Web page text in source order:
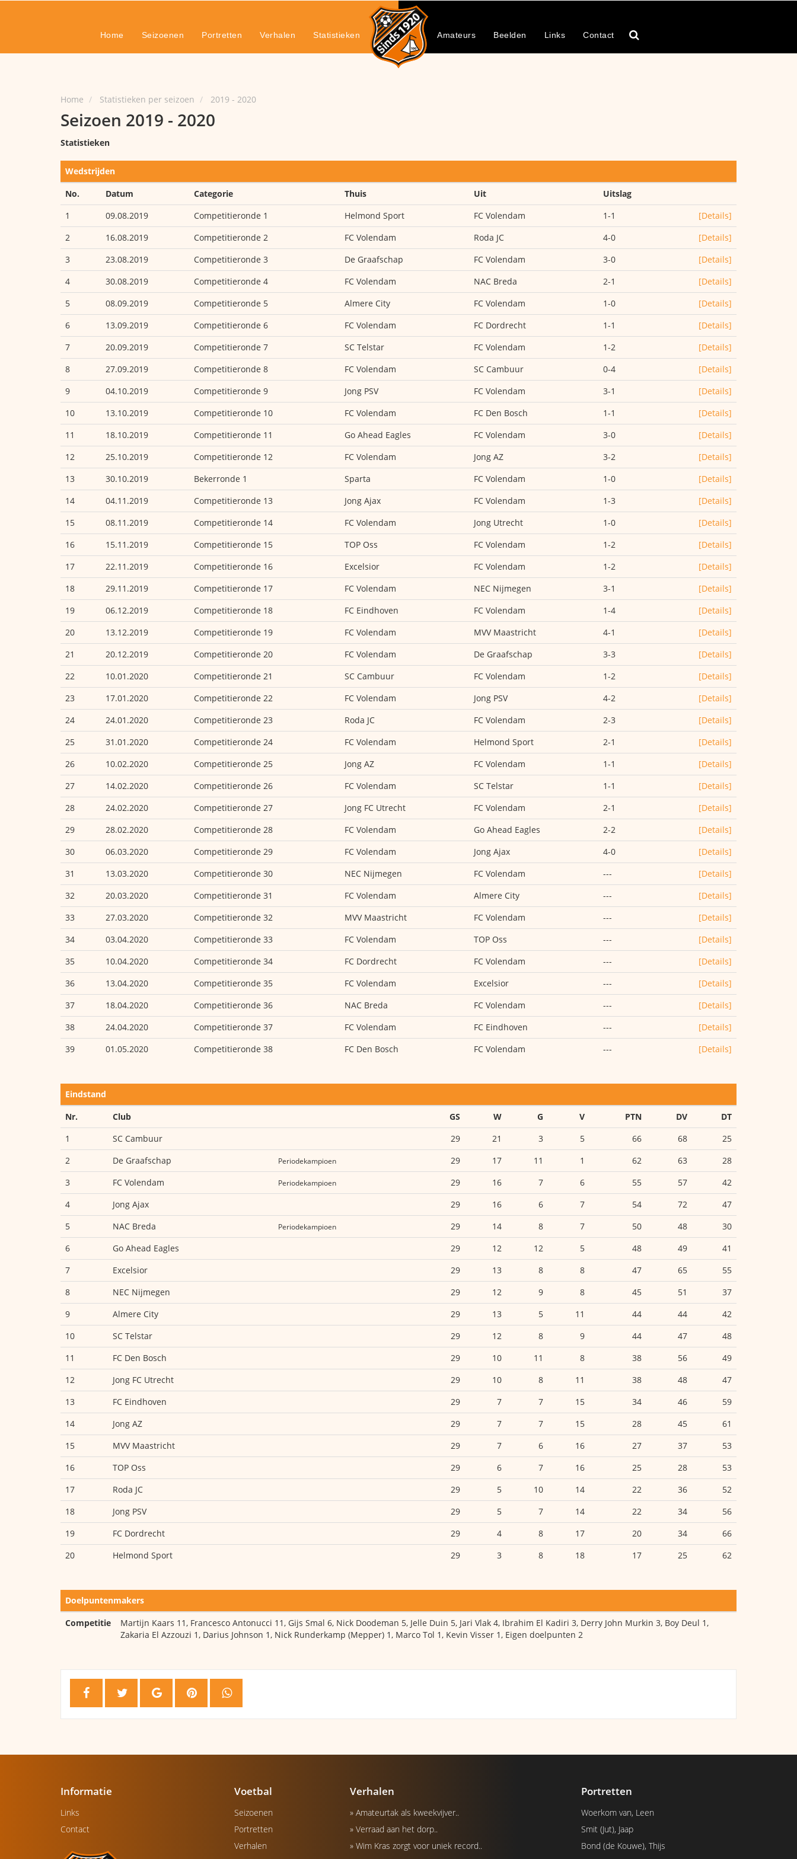
Home Seizoenen Portretten Verhalen Statistieken Amateurs Beelden Links Contact
Home Statistieken per seizoen 2019 - 2020
Seizoen 2019 - 2020
Statistieken
Wedstrijden
No.
Datum Categorie Thuis Uit
Uitslag
1
09.08.2019 Competitieronde 1 Helmond Sport FC Volendam 1-1
[Details]
2
16.08.2019 Competitieronde 2 FC Volendam Roda JC 4-0
[Details]
3
23.08.2019 Competitieronde 3 De Graafschap FC Volendam 3-0
[Details]
4
30.08.2019 Competitieronde 4 FC Volendam NAC Breda 2-1
[Details]
5
08.09.2019 Competitieronde 5 Almere City FC Volendam 1-0
[Details]
6
13.09.2019 Competitieronde 6 FC Volendam FC Dordrecht 1-1
[Details]
7
20.09.2019 Competitieronde 7 SC Telstar FC Volendam 1-2
[Details]
8
27.09.2019 Competitieronde 8 FC Volendam SC Cambuur 0-4
[Details]
9
04.10.2019 Competitieronde 9 Jong PSV FC Volendam 3-1
[Details]
10
13.10.2019 Competitieronde 10 FC Volendam FC Den Bosch 1-1
[Details]
11
18.10.2019 Competitieronde 11 Go Ahead Eagles FC Volendam 3-0
[Details]
12
25.10.2019 Competitieronde 12 FC Volendam Jong AZ 3-2
[Details]
13
30.10.2019 Bekerronde 1 Sparta FC Volendam 1-0
[Details]
14
04.11.2019 Competitieronde 13 Jong Ajax FC Volendam 1-3
[Details]
15
08.11.2019 Competitieronde 14 FC Volendam Jong Utrecht 1-0
[Details]
16
15.11.2019 Competitieronde 15 TOP Oss FC Volendam 1-2
[Details]
17
22.11.2019 Competitieronde 16 Excelsior FC Volendam 1-2
[Details]
18
29.11.2019 Competitieronde 17 FC Volendam NEC Nijmegen 3-1
[Details]
19
06.12.2019 Competitieronde 18 FC Eindhoven FC Volendam 1-4
[Details]
20
13.12.2019 Competitieronde 19 FC Volendam MVV Maastricht 4-1
[Details]
21
20.12.2019 Competitieronde 20 FC Volendam De Graafschap 3-3
[Details]
22
10.01.2020 Competitieronde 21 SC Cambuur FC Volendam 1-2
[Details]
23
17.01.2020 Competitieronde 22 FC Volendam Jong PSV 4-2
[Details]
24
24.01.2020 Competitieronde 23 Roda JC FC Volendam 2-3
[Details]
25
31.01.2020 Competitieronde 24 FC Volendam Helmond Sport 2-1
[Details]
26
10.02.2020 Competitieronde 25 Jong AZ FC Volendam 1-1
[Details]
27
14.02.2020 Competitieronde 26 FC Volendam SC Telstar 1-1
[Details]
28
24.02.2020 Competitieronde 27 Jong FC Utrecht FC Volendam 2-1
[Details]
29
28.02.2020 Competitieronde 28 FC Volendam Go Ahead Eagles 2-2
[Details]
30
06.03.2020 Competitieronde 29 FC Volendam Jong Ajax 4-0
[Details]
31
13.03.2020 Competitieronde 30 NEC Nijmegen FC Volendam ---
[Details]
32
20.03.2020 Competitieronde 31 FC Volendam Almere City ---
[Details]
33
27.03.2020 Competitieronde 32 MVV Maastricht FC Volendam ---
[Details]
34
03.04.2020 Competitieronde 33 FC Volendam TOP Oss ---
[Details]
35
10.04.2020 Competitieronde 34 FC Dordrecht FC Volendam ---
[Details]
36
13.04.2020 Competitieronde 35 FC Volendam Excelsior ---
[Details]
37
18.04.2020 Competitieronde 36 NAC Breda FC Volendam ---
[Details]
38
24.04.2020 Competitieronde 37 FC Volendam FC Eindhoven ---
[Details]
39
01.05.2020 Competitieronde 38 FC Den Bosch FC Volendam --- [Details]
Eindstand
Nr.
Club GS W G V PTN DV
DT
1
SC Cambuur 29 21 3 5 66 68
25
2
De Graafschap Periodekampioen 29 17 11 1 62 63
28
3
FC Volendam Periodekampioen 29 16 7 6 55 57
42
4
Jong Ajax 29 16 6 7 54 72
47
5
NAC Breda Periodekampioen 29 14 8 7 50 48
30
6
Go Ahead Eagles 29 12 12 5 48 49
41
7
Excelsior 29 13 8 8 47 65
55
8
NEC Nijmegen 29 12 9 8 45 51
37
9
Almere City 29 13 5 11 44 44
42
10
SC Telstar 29 12 8 9 44 47
48
11
FC Den Bosch 29 10 11 8 38 56
49
12
Jong FC Utrecht 29 10 8 11 38 48
47
13
FC Eindhoven 29 7 7 15 34 46
59
14
Jong AZ 29 7 7 15 28 45
61
15
MVV Maastricht 29 7 6 16 27 37
53
16
TOP Oss 29 6 7 16 25 28
53
17
Roda JC 29 5 10 14 22 36
52
18
Jong PSV 29 5 7 14 22 34
56
19
FC Dordrecht 29 4 8 17 20 34
66
20
Helmond Sport 29 3 8 18 17 25 62
Doelpuntenmakers
Competitie
Martijn Kaars 11, Francesco Antonucci 11, Gijs Smal 6, Nick Doodeman 5, Jelle Duin 5, Jari Vlak 4, Ibrahim El Kadiri 3, Derry John Murkin 3, Boy Deul 1,
Zakaria El Azzouzi 1, Darius Johnson 1, Nick Runderkamp (Mepper) 1, Marco Tol 1, Kevin Visser 1, Eigen doelpunten 2
Informatie
Links
Contact
Voetbal
Seizoenen
Portretten
Verhalen
Verhalen
» Amateurtak als kweekvijver..
» Verraad aan het dorp..
» Wim Kras zorgt voor uniek record..
Portretten
Woerkom van, Leen
Smit (Jut), Jaap
Bond (de Kouwe), Thijs